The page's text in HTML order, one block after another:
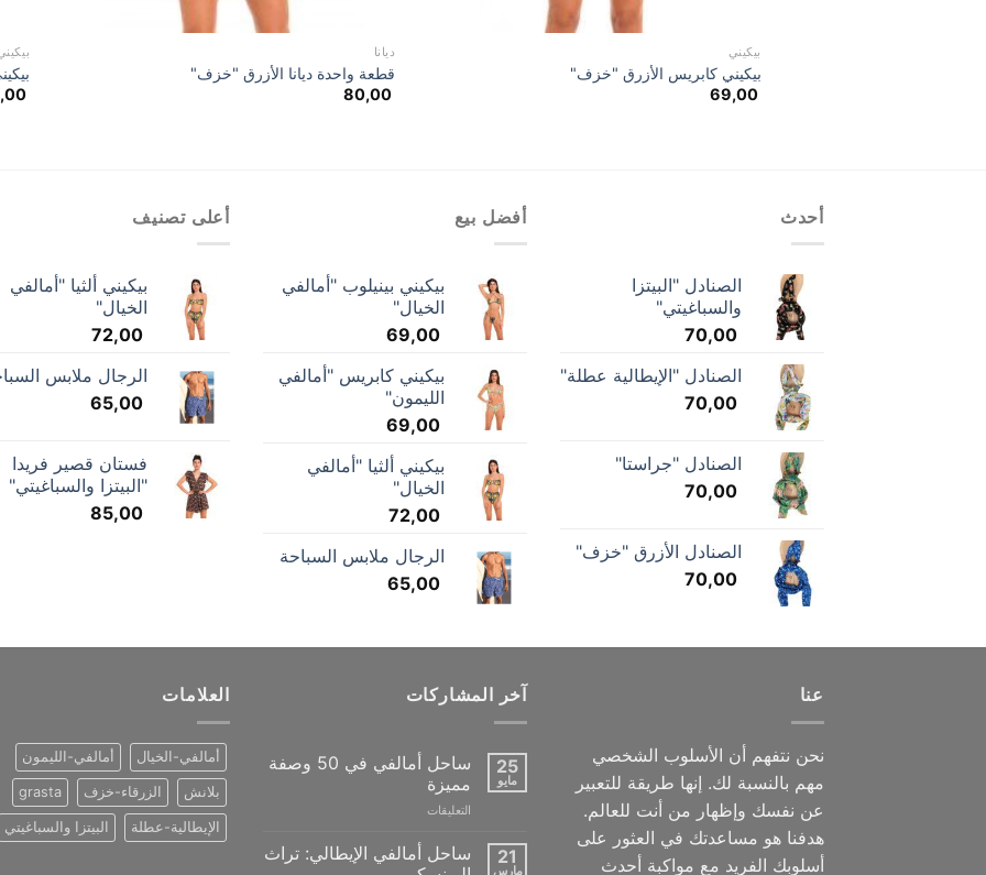
ديانا
قطعة واحدة ديانا الأزرق "خزف"
80,00
بيكيني
بيكيني كابريس الأزرق "خزف"
69,00
أحدث
الصنادل "البيتزا
والسباغيتي"
70,00
الصنادل "الإيطالية عطلة"
70,00
الصنادل "جراستا"
70,00
الصنادل الأزرق "خزف"
70,00
أفضل بيع
بيكيني بينيلوب "أمالفي
الخيال"
69,00
بيكيني كابريس "أمالفي
الليمون"
69,00
بيكيني ألثيا "أمالفي
الخيال"
72,00
الرجال ملابس السباحة
65,00
أعلى تصنيف
بيكيني ألثيا "أمالفي
الخيال"
72,00
الرجال ملابس
65,00
فستان قصير فريدا
"البيتزا والسباغيتي"
85,00
عنا
نحن نتفهم أن الأسلوب الشخصي
مهم بالنسبة لك. إنها طريقة للتعبير
عن نفسك وإظهار من أنت للعالم.
هدفنا هو مساعدتك في العثور على
أسلوبك الفريد مع مواكبة أحدث
آخر المشاركات
25
مايو
ساحل أمالفي في 50 وصفة
مميزة
التعليقات
Amalfi
Coast
21
مارس
ساحل أمالفي الإيطالي: تراث
العلامات
أمالفي-الخيال أمالفي-الليمون
بلانش الزرقاء-خزف grasta
الإيطالية-عطلة البيتزا والسباغيتي